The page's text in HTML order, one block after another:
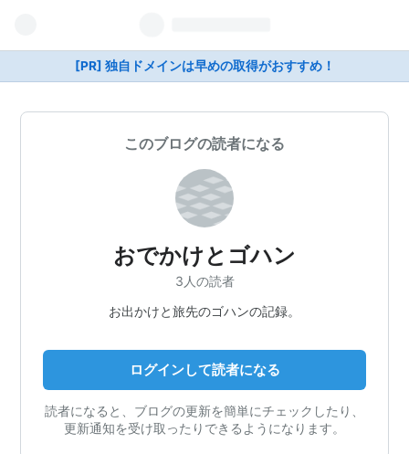
[PR] 独自ドメインは早めの取得がおすすめ！
このブログの読者になる
おでかけとゴハン
3人の読者
お出かけと旅先のゴハンの記録。
ログインして読者になる
読者になると、ブログの更新を簡単にチェックしたり、
更新通知を受け取ったりできるようになります。